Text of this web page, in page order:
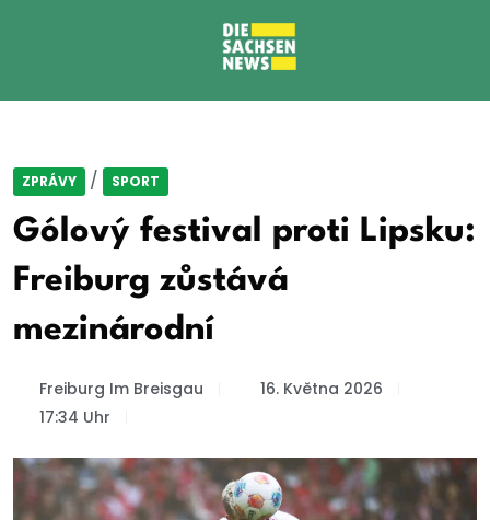
ZPRÁVY / SPORT
Gólový festival proti Lipsku:
Freiburg zůstává
mezinárodní
Freiburg Im Breisgau
16. Května 2026
17:34 Uhr